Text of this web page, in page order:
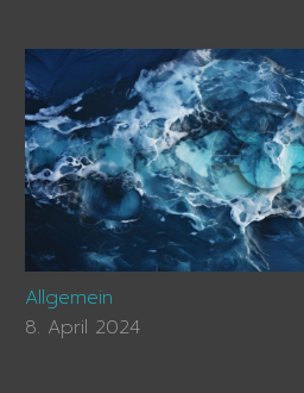
Allgemein
8. April 2024